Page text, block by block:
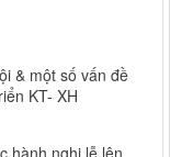
& một số vấn đề
KT- XH
hành nghi lễ lên